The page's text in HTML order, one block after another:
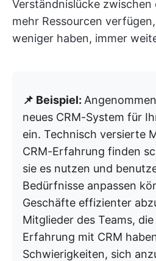
Verständnislücke zwischen
mehr Ressourcen
weniger haben, immer
📌 Beispiel:
neues CRM-System für
ein. Technisch versierte
CRM-Erfahrung finden
sie es nutzen und
Bedürfnisse anpassen
Geschäfte effizienter
Mitglieder des Teams,
Erfahrung mit CRM
Schwierigkeiten, sich